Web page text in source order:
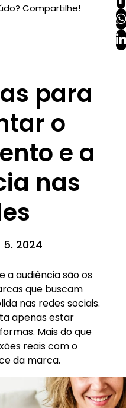
Compartilhe!
para
o
e a
nas
2024
a audiência são os
que buscam
nas redes sociais.
apenas estar
Mais do que
reais com o
da marca.